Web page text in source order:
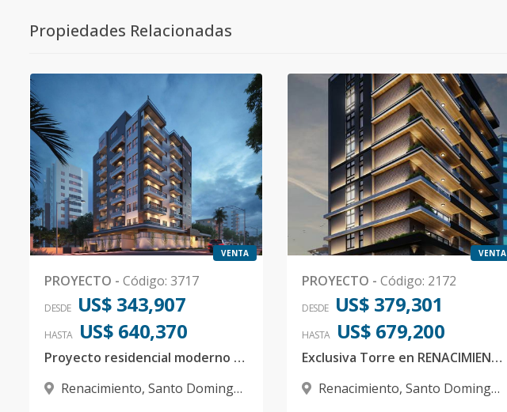
Propiedades Relacionadas
VENTA
PROYECTO - Código: 3717
DESDE US$ 343,907
HASTA US$ 640,370
Proyecto residencial moderno con rooftop y amenidades
Renacimiento, Santo Domingo
VENTA
PROYECTO - Código: 2172
DESDE US$ 379,301
HASTA US$ 679,200
Exclusiva Torre en RENACIMIENTO! Apartamentos de 3 habitaciones+estudio
Renacimiento, Santo Domingo